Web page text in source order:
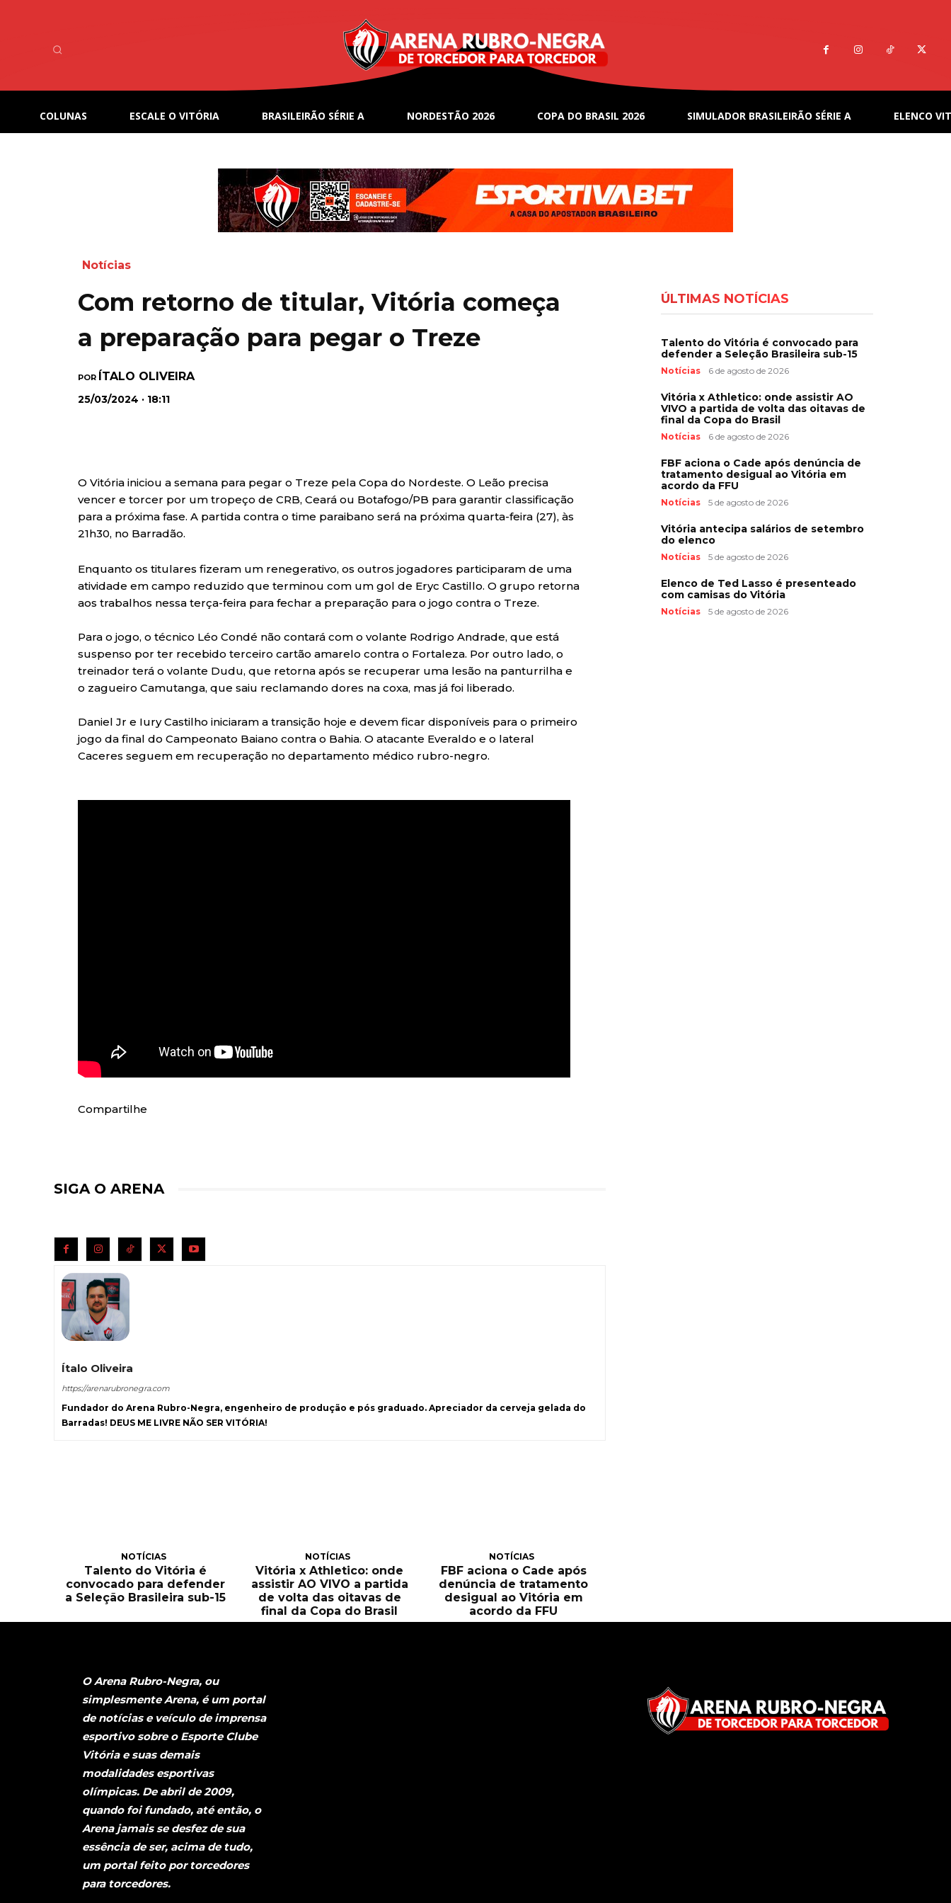
COLUNAS ESCALE O VITÓRIA BRASILEIRÃO SÉRIE A NORDESTÃO 2026 COPA DO BRASIL 2026 SIMULADOR BRASILEIRÃO SÉRIE A ELENCO
Notícias
Com retorno de titular, Vitória começa
a preparação para pegar o Treze
POR ÍTALO OLIVEIRA
25/03/2024 · 18:11
O Vitória iniciou a semana para pegar o Treze pela Copa do Nordeste. O Leão precisa
vencer e torcer por um tropeço de CRB, Ceará ou Botafogo/PB para garantir classificação
para a próxima fase. A partida contra o time paraibano será na próxima quarta-feira (27), às
21h30, no Barradão.
Enquanto os titulares fizeram um renegerativo, os outros jogadores participaram de uma
atividade em campo reduzido que terminou com um gol de Eryc Castillo. O grupo retorna
aos trabalhos nessa terça-feira para fechar a preparação para o jogo contra o Treze.
Para o jogo, o técnico Léo Condé não contará com o volante Rodrigo Andrade, que está
suspenso por ter recebido terceiro cartão amarelo contra o Fortaleza. Por outro lado, o
treinador terá o volante Dudu, que retorna após se recuperar uma lesão na panturrilha e
o zagueiro Camutanga, que saiu reclamando dores na coxa, mas já foi liberado.
Daniel Jr e Iury Castilho iniciaram a transição hoje e devem ficar disponíveis para o primeiro
jogo da final do Campeonato Baiano contra o Bahia. O atacante Everaldo e o lateral
Caceres seguem em recuperação no departamento médico rubro-negro.
Compartilhe
SIGA O ARENA
Ítalo Oliveira
https://arenarubronegra.com
Fundador do Arena Rubro-Negra, engenheiro de produção e pós graduado. Apreciador da cerveja gelada do
Barradas! DEUS ME LIVRE NÃO SER VITÓRIA!
NOTÍCIAS
Talento do Vitória é
convocado para defender
a Seleção Brasileira sub-15
NOTÍCIAS
Vitória x Athletico: onde
assistir AO VIVO a partida
de volta das oitavas de
final da Copa do Brasil
NOTÍCIAS
FBF aciona o Cade após
denúncia de tratamento
desigual ao Vitória em
acordo da FFU
ÚLTIMAS NOTÍCIAS
Talento do Vitória é convocado para
defender a Seleção Brasileira sub-15
Notícias 6 de agosto de 2026
Vitória x Athletico: onde assistir AO
VIVO a partida de volta das oitavas de
final da Copa do Brasil
Notícias 6 de agosto de 2026
FBF aciona o Cade após denúncia de
tratamento desigual ao Vitória em
acordo da FFU
Notícias 5 de agosto de 2026
Vitória antecipa salários de setembro
do elenco
Notícias 5 de agosto de 2026
Elenco de Ted Lasso é presenteado
com camisas do Vitória
Notícias 5 de agosto de 2026
O Arena Rubro-Negra, ou
simplesmente Arena, é um portal
de notícias e veículo de imprensa
esportivo sobre o Esporte Clube
Vitória e suas demais
modalidades esportivas
olímpicas. De abril de 2009,
quando foi fundado, até então, o
Arena jamais se desfez de sua
essência de ser, acima de tudo,
um portal feito por torcedores
para torcedores.